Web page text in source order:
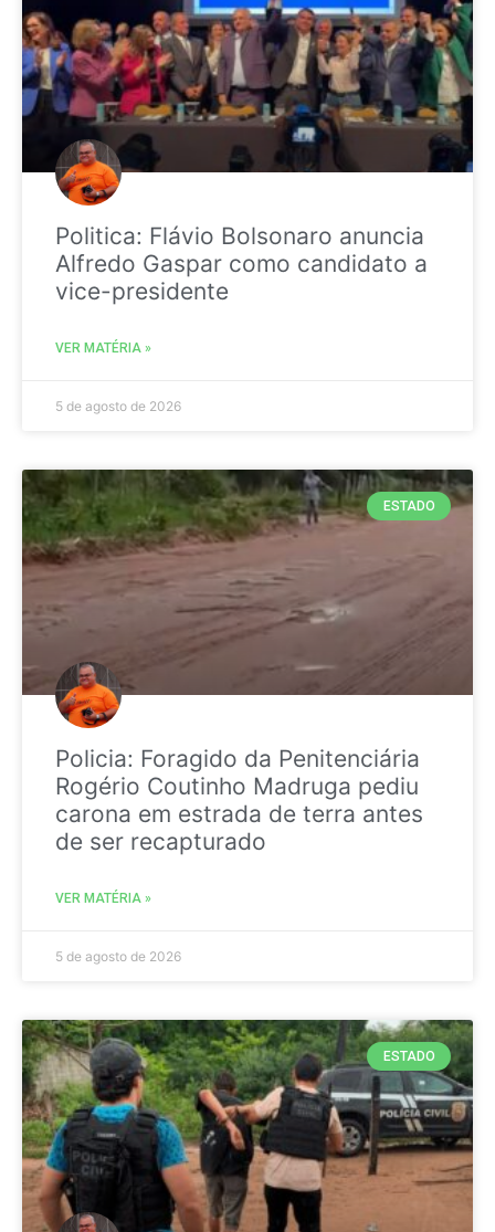
Politica: Flávio Bolsonaro anuncia
Alfredo Gaspar como candidato a
vice-presidente
VER MATÉRIA »
5 de agosto de 2026
ESTADO
Policia: Foragido da Penitenciária
Rogério Coutinho Madruga pediu
carona em estrada de terra antes
de ser recapturado
VER MATÉRIA »
5 de agosto de 2026
ESTADO